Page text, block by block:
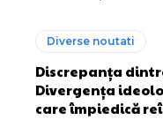
Diverse noutati
Discrepanța
Divergența
care împiedică